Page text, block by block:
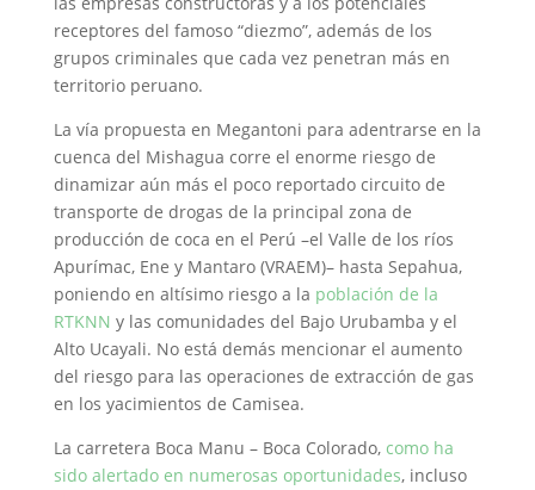
receptores del famoso “diezmo”, además de los
grupos criminales que cada vez penetran más en
territorio peruano.
La vía propuesta en Megantoni para adentrarse en la
cuenca del Mishagua corre el enorme riesgo de
dinamizar aún más el poco reportado circuito de
transporte de drogas de la principal zona de
producción de coca en el Perú –el Valle de los ríos
Apurímac, Ene y Mantaro (VRAEM)– hasta Sepahua,
poniendo en altísimo riesgo a la población de la
RTKNN y las comunidades del Bajo Urubamba y el
Alto Ucayali. No está demás mencionar el aumento
del riesgo para las operaciones de extracción de gas
en los yacimientos de Camisea.
La carretera Boca Manu – Boca Colorado, como ha
sido alertado en numerosas oportunidades, incluso